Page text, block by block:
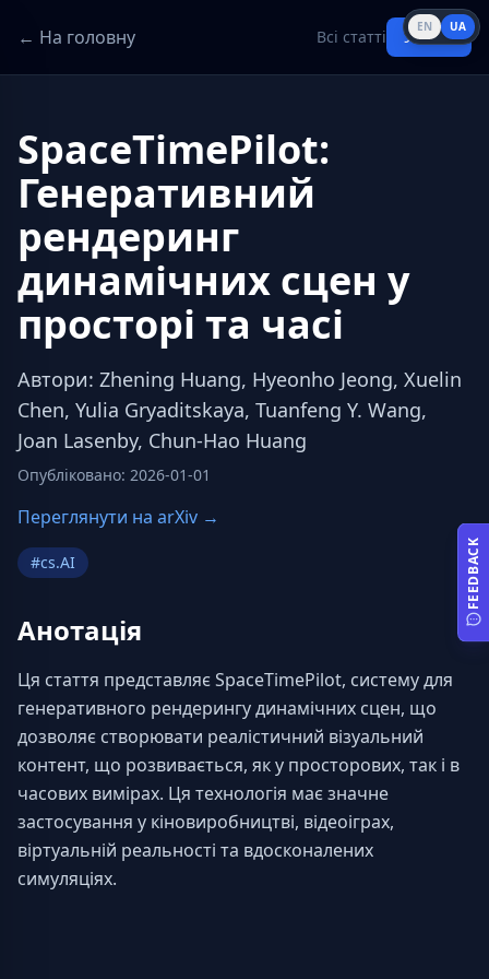
← На головну Всі статті Увійти
SpaceTimePilot:
Генеративний
рендеринг
динамічних сцен у
просторі та часі
Автори: Zhening Huang, Hyeonho Jeong, Xuelin
Chen, Yulia Gryaditskaya, Tuanfeng Y. Wang,
Joan Lasenby, Chun-Hao Huang
Опубліковано: 2026-01-01
Переглянути на arXiv →
#cs.AI
Анотація
Ця стаття представляє SpaceTimePilot, систему для
генеративного рендерингу динамічних сцен, що
дозволяє створювати реалістичний візуальний
контент, що розвивається, як у просторових, так і в
часових вимірах. Ця технологія має значне
застосування у кіновиробництві, відеоіграх,
віртуальній реальності та вдосконалених
симуляціях.
EN UA
FEEDBACK